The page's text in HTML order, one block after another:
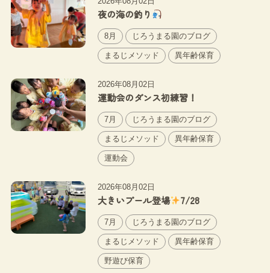
夜の海の釣り
8月 じろうまる園のブログ
まるじメソッド 異年齢保育
2026年08月02日
運動会のダンス初練習！
7月 じろうまる園のブログ
まるじメソッド 異年齢保育
運動会
2026年08月02日
大きいプール登場 7/28
7月 じろうまる園のブログ
まるじメソッド 異年齢保育
野遊び保育